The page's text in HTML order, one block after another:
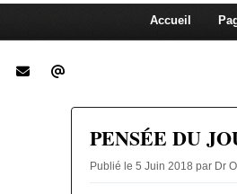
Accueil
PENSÉE DU
Publié le 5 Juin 2018 par Dr